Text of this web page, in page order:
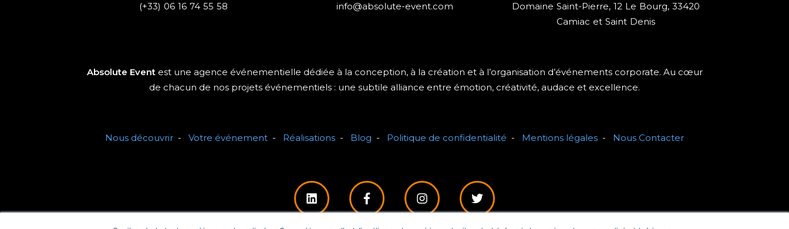
(+33) 06 16 74 55 58 info@absolute-event.com
Domaine Saint-Pierre, 12 Le Bourg, 33420
Camiac et Saint Denis
Absolute Eventest une agence événementielle dédiée à la conception, à la création et à l’organisation d’événements corporate. Au cœur
de chacun de nos projets événementiels : une subtile alliance entre émotion, créativité, audace et excellence.
Nous découvrir - Votre événement - Réalisations - Blog - Politique de confidentialité - Mentions légales - Nous Contacter